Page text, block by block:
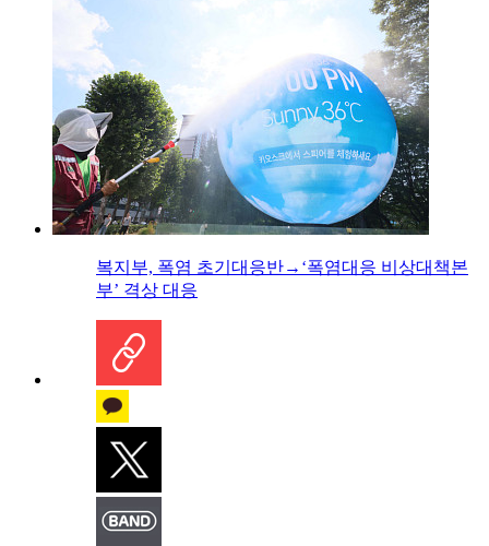
복지부, 폭염 초기대응반→‘폭염대응 비상대책본
부’ 격상 대응